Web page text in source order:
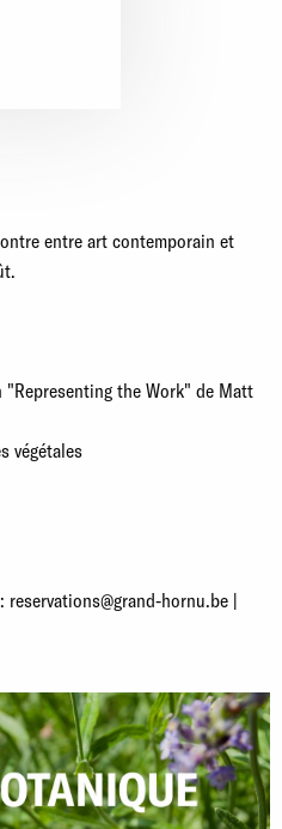
entre art contemporain et
"Representing the Work" de Matt
végétales
hornu.be |